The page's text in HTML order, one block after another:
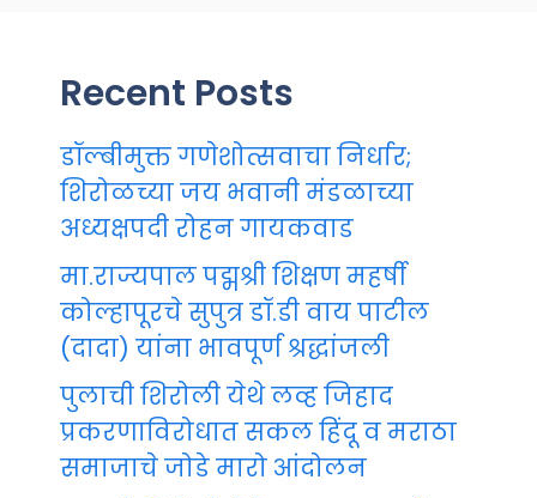
Recent Posts
डॉल्बीमुक्त गणेशोत्सवाचा निर्धार;
शिरोळच्या जय भवानी मंडळाच्या
अध्यक्षपदी रोहन गायकवाड
मा.राज्यपाल पद्मश्री शिक्षण महर्षी
कोल्हापूरचे सुपुत्र डॉ.डी वाय पाटील
(दादा) यांना भावपूर्ण श्रद्धांजली
पुलाची शिरोली येथे लव्ह जिहाद
प्रकरणाविरोधात सकल हिंदू व मराठा
समाजाचे जोडे मारो आंदोलन